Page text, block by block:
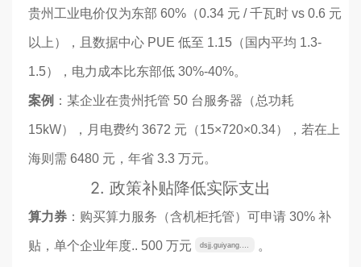
贵州工业电价仅为东部 60%（0.34 元 / 千瓦时 vs 0.6 元
以上），且数据中心 PUE 低至 1.15（国内平均 1.3-
1.5），电力成本比东部低 30%-40%。
案例 ：某企业在贵州托管 50 台服务器（总功耗
15kW），月电费约 3672 元（15×720×0.34），若在上
海则需 6480 元，年省 3.3 万元。
2. 政策补贴降低实际支出
算力券 ：购买算力服务（含机柜托管）可申请 30% 补
贴，单个企业年度.. 500 万元 dsjj.guiyang.gov.cn 。